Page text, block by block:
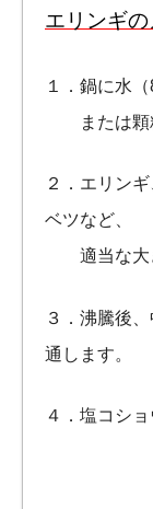
エリンギ
１．鍋に水
または顆粒
２．エリン
ベツなど、
適当な大き
３．沸騰後
通します。
４．塩コシ